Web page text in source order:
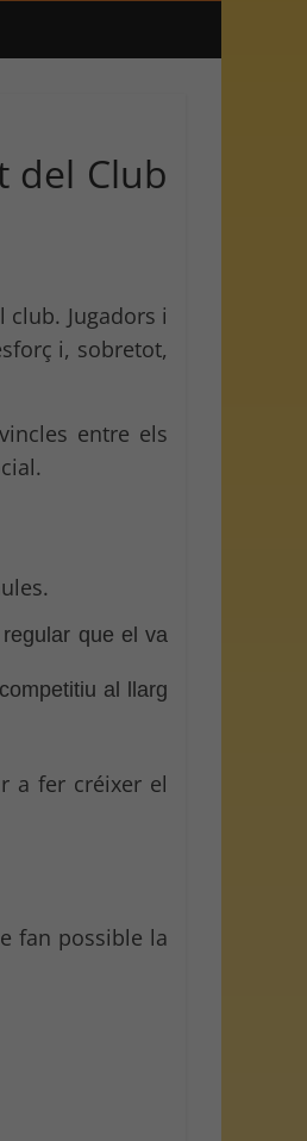
del Club
Jugadors i
i, sobretot,
entre els
que el va
al llarg
a fer créixer el
fan possible la